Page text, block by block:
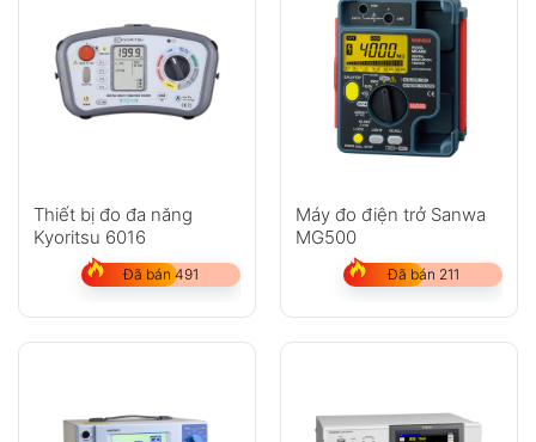
Thiết bị đo đa năng
Kyoritsu 6016
Đã bán 491
Máy đo điện trở Sanwa
MG500
Đã bán 211